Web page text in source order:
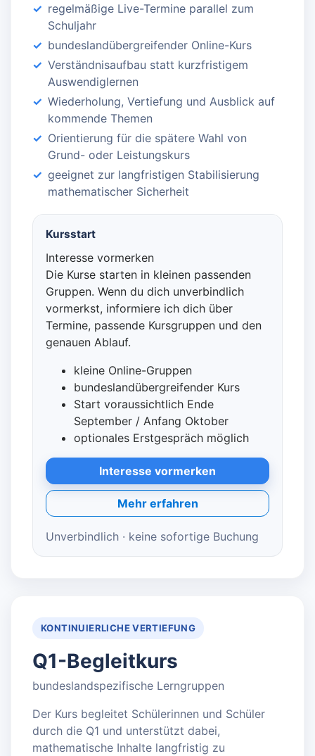
regelmäßige Live-Termine parallel zum
Schuljahr
bundeslandübergreifender Online-Kurs
Verständnisaufbau statt kurzfristigem
Auswendiglernen
Wiederholung, Vertiefung und Ausblick auf
kommende Themen
Orientierung für die spätere Wahl von
Grund- oder Leistungskurs
geeignet zur langfristigen Stabilisierung
mathematischer Sicherheit
Kursstart
Interesse vormerken
Die Kurse starten in kleinen passenden
Gruppen. Wenn du dich unverbindlich
vormerkst, informiere ich dich über
Termine, passende Kursgruppen und den
genauen Ablauf.
kleine Online-Gruppen
bundeslandübergreifender Kurs
Start voraussichtlich Ende
September / Anfang Oktober
optionales Erstgespräch möglich
Interesse vormerken
Mehr erfahren
Unverbindlich · keine sofortige Buchung
KONTINUIERLICHE VERTIEFUNG
Q1-Begleitkurs
bundeslandspezifische Lerngruppen
Der Kurs begleitet Schülerinnen und Schüler
durch die Q1 und unterstützt dabei,
mathematische Inhalte langfristig zu